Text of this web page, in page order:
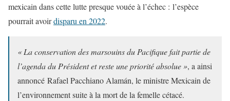
mexicain dans cette lutte presque vouée à l’échec : l’espèce
pourrait avoirdisparu en 2022.
« La conservation des marsouins du Pacifique fait partie de
l’agenda du Président et reste une priorité absolue », a ainsi
annoncé Rafael Pacchiano Alamán, le ministre Mexicain de
l’environnement suite à la mort de la femelle cétacé.